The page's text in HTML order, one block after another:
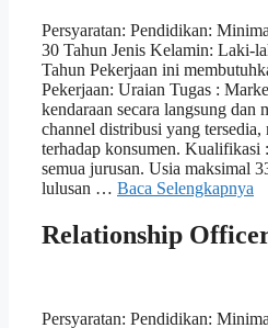
Persyaratan: Pendidikan:
30 Tahun Jenis Kelamin: Laki-
Tahun Pekerjaan ini
Pekerjaan: Uraian Tugas :
kendaraan secara langsung dan
channel distribusi yang
terhadap konsumen.
semua jurusan. Usia maksimal
lulusan … Baca Selengkapnya
Relationship
Persyaratan: Pendidikan: